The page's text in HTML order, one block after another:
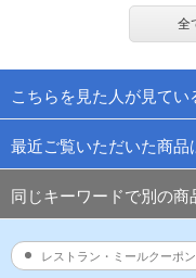
全
こちらを見た人が見てい
最近ご覧いただいた商品
同じキーワードで別の商
レストラン・ミールクーポン